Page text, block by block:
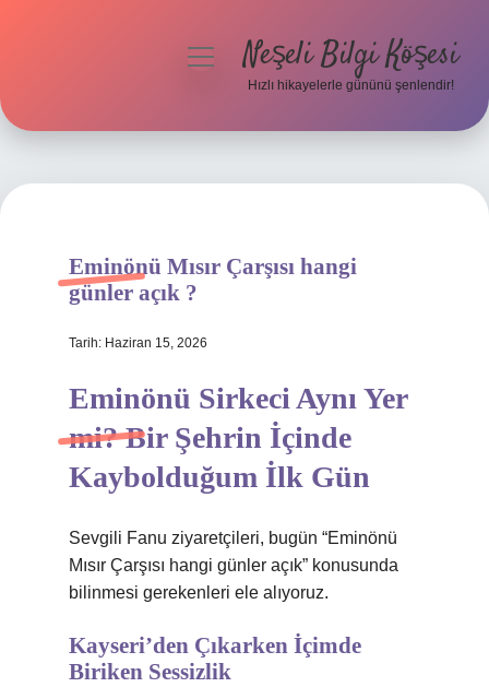
Hakkımızda
menüyüNeşeli Bilgi Köşesi
Hızlı hikayelerle gününü şenlendir!
Eminönü Mısır Çarşısı hangi
günler açık ?
Tarih: Haziran 15, 2026
Eminönü Sirkeci Aynı Yer
mi? Bir Şehrin İçinde
Kaybolduğum İlk Gün
Sevgili Fanu ziyaretçileri, bugün “Eminönü
Mısır Çarşısı hangi günler açık” konusunda
bilinmesi gerekenleri ele alıyoruz.
Kayseri’den Çıkarken İçimde
Biriken Sessizlik